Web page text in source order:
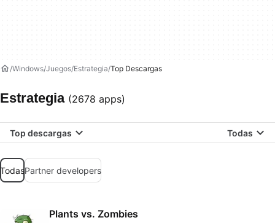
Windows Juegos Estrategia Top Descargas
Estrategia (2678 apps)
Top descargas Todas
TodasPartner developers
Plants vs. Zombies